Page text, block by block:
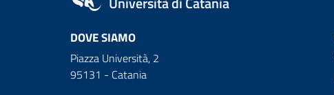
DOVE SIAMO
Piazza Università, 2
95131 - Catania